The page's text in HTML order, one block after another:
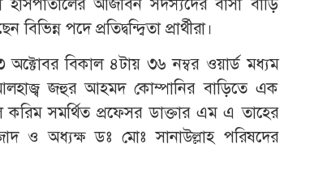
পদে প্রতিদ্বন্দ্বিতা প্রার্থীরা।
বিকাল ৪টায় ৩৬ নম্বর ওয়ার্ড মধ্যম
জহুর আহমদ কোম্পানির বাড়িতে এক
সমর্থিত প্রফেসর ডাক্তার এম এ তাহের
ও অধ্যক্ষ ডঃ মোঃ সানাউল্লাহ পরিষদের